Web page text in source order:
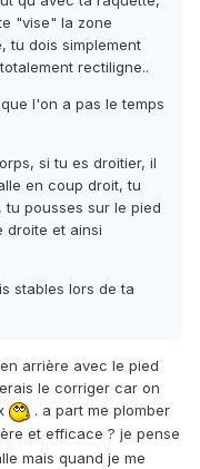
"vise" la zone
tu dois simplement
rectiligne..
l'on a pas le temps
si tu es droitier, il
en coup droit, tu
pousses sur le pied
droite et ainsi
stables lors de ta
arrière avec le pied
le corriger car on
. a part me plomber
et efficace ? je pense
mais quand je me